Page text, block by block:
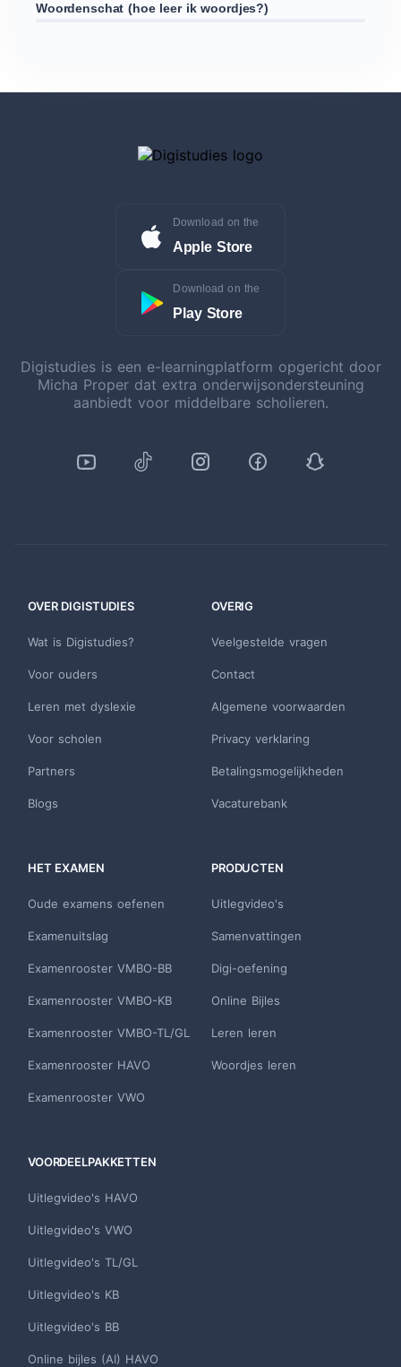
Woordenschat (hoe leer ik woordjes?)
Download on the
Apple Store
Download on the
Play Store
Digistudies is een e-learningplatform opgericht door
Micha Proper dat extra onderwijsondersteuning
aanbiedt voor middelbare scholieren.
OVER DIGISTUDIES
Wat is Digistudies?
Voor ouders
Leren met dyslexie
Voor scholen
Partners
Blogs
OVERIG
Veelgestelde vragen
Contact
Algemene voorwaarden
Privacy verklaring
Betalingsmogelijkheden
Vacaturebank
HET EXAMEN
Oude examens oefenen
Examenuitslag
Examenrooster VMBO-BB
Examenrooster VMBO-KB
Examenrooster VMBO-TL/GL
Examenrooster HAVO
Examenrooster VWO
PRODUCTEN
Uitlegvideo's
Samenvattingen
Digi-oefening
Online Bijles
Leren leren
Woordjes leren
VOORDEELPAKKETTEN
Uitlegvideo's HAVO
Uitlegvideo's VWO
Uitlegvideo's TL/GL
Uitlegvideo's KB
Uitlegvideo's BB
Online bijles (AI) HAVO